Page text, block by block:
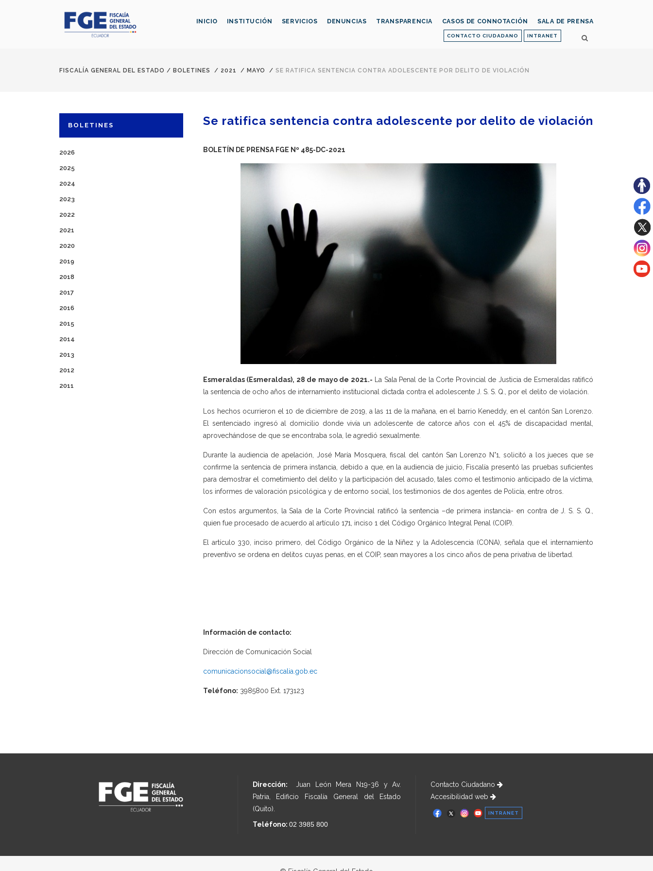
CONTACTO CIUDADANO INTRANET
INICIO INSTITUCIÓN SERVICIOS DENUNCIAS TRANSPARENCIA CASOS DE CONNOTACIÓN SALA DE PRENSA
FISCALÍA GENERAL DEL ESTADO / BOLETINES / 2021 / MAYO / SE RATIFICA SENTENCIA CONTRA ADOLESCENTE POR DELITO DE VIOLACIÓN
BOLETINES
2026
2025
2024
2023
2022
2021
2020
2019
2018
2017
2016
2015
2014
2013
2012
2011
Se ratifica sentencia contra adolescente por delito de violación
BOLETÍN DE PRENSA FGE Nº 485-DC-2021
Esmeraldas (Esmeraldas), 28 de mayo de 2021.- La Sala Penal de la Corte Provincial de Justicia de Esmeraldas ratificó
la sentencia de ocho años de internamiento institucional dictada contra el adolescente J. S. S. Q., por el delito de violación.
Los hechos ocurrieron el 10 de diciembre de 2019, a las 11 de la mañana, en el barrio Keneddy, en el cantón San Lorenzo.
El sentenciado ingresó al domicilio donde vivía un adolescente de catorce años con el 45% de discapacidad mental,
aprovechándose de que se encontraba sola, le agredió sexualmente.
Durante la audiencia de apelación, José María Mosquera, fiscal del cantón San Lorenzo N°1, solicitó a los jueces que se
confirme la sentencia de primera instancia, debido a que, en la audiencia de juicio, Fiscalía presentó las pruebas suficientes
para demostrar el cometimiento del delito y la participación del acusado, tales como el testimonio anticipado de la víctima,
los informes de valoración psicológica y de entorno social, los testimonios de dos agentes de Policía, entre otros.
Con estos argumentos, la Sala de la Corte Provincial ratificó la sentencia –de primera instancia- en contra de J. S. S. Q.,
quien fue procesado de acuerdo al artículo 171, inciso 1 del Código Orgánico Integral Penal (COIP).
El artículo 330, inciso primero, del Código Orgánico de la Niñez y la Adolescencia (CONA), señala que el internamiento
preventivo se ordena en delitos cuyas penas, en el COIP, sean mayores a los cinco años de pena privativa de libertad.
Información de contacto:
Dirección de Comunicación Social
comunicacionsocial@fiscalia.gob.ec
Teléfono: 3985800 Ext. 173123
Dirección: Juan León Mera N19-36 y Av.
Patria, Edificio Fiscalía General del Estado
(Quito).
Teléfono: 02 3985 800
Contacto Ciudadano
Accesibilidad web
INTRANET